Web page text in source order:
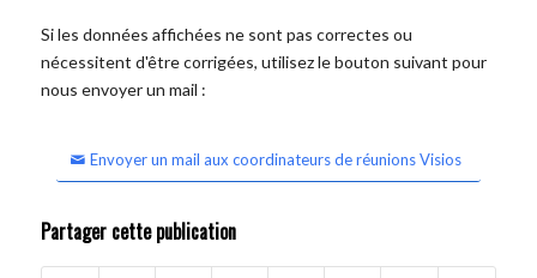
Si les données affichées ne sont pas correctes ou
nécessitent d'être corrigées, utilisez le bouton suivant pour
nous envoyer un mail :
Envoyer un mail aux coordinateurs de réunions Visios
Partager cette publication